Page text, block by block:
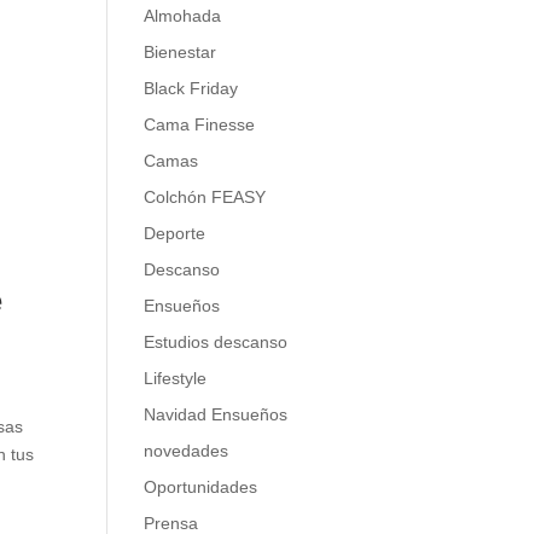
tus
Almohada
Bienestar
Black Friday
Cama Finesse
Camas
Colchón FEASY
Deporte
Descanso
Ensueños
Estudios descanso
Lifestyle
Navidad Ensueños
novedades
Oportunidades
Prensa